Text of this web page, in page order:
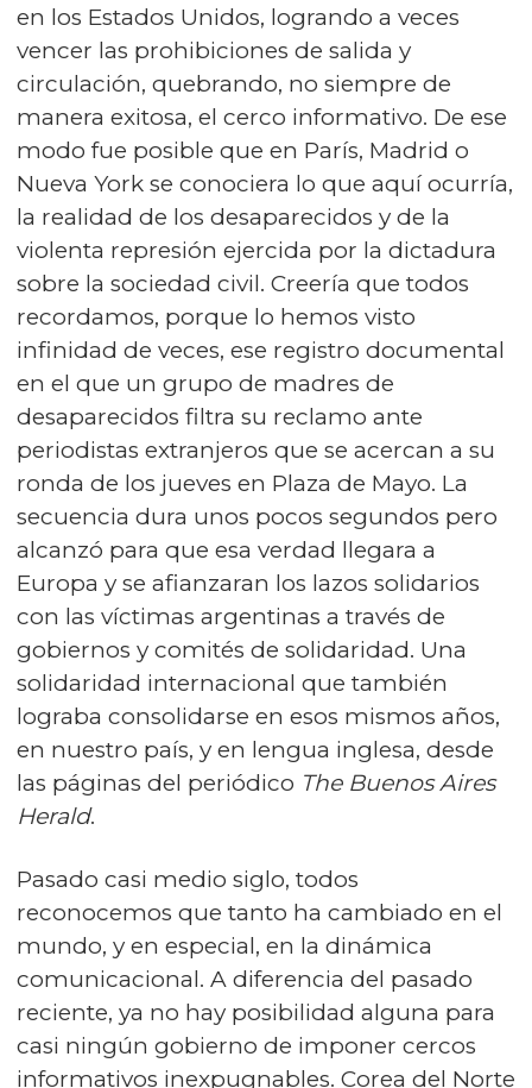
en los Estados Unidos, logrando a veces
vencer las prohibiciones de salida y
circulación, quebrando, no siempre de
manera exitosa, el cerco informativo. De ese
modo fue posible que en París, Madrid o
Nueva York se conociera lo que aquí ocurría,
la realidad de los desaparecidos y de la
violenta represión ejercida por la dictadura
sobre la sociedad civil. Creería que todos
recordamos, porque lo hemos visto
infinidad de veces, ese registro documental
en el que un grupo de madres de
desaparecidos filtra su reclamo ante
periodistas extranjeros que se acercan a su
ronda de los jueves en Plaza de Mayo. La
secuencia dura unos pocos segundos pero
alcanzó para que esa verdad llegara a
Europa y se afianzaran los lazos solidarios
con las víctimas argentinas a través de
gobiernos y comités de solidaridad. Una
solidaridad internacional que también
lograba consolidarse en esos mismos años,
en nuestro país, y en lengua inglesa, desde
las páginas del periódico The Buenos Aires
Herald.
Pasado casi medio siglo, todos
reconocemos que tanto ha cambiado en el
mundo, y en especial, en la dinámica
comunicacional. A diferencia del pasado
reciente, ya no hay posibilidad alguna para
casi ningún gobierno de imponer cercos
informativos inexpugnables. Corea del Norte